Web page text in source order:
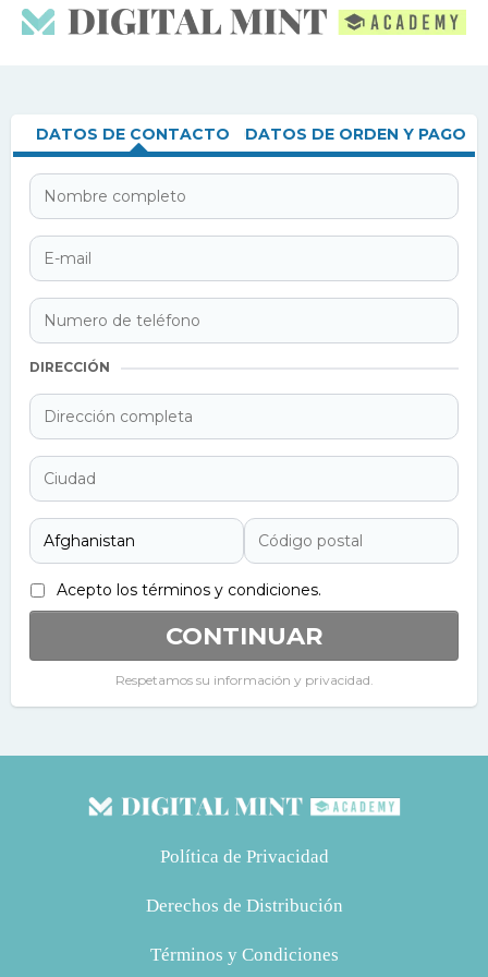
DATOS DE CONTACTO DATOS DE ORDEN Y PAGO
DIRECCIÓN
Acepto los términos y condiciones.
CONTINUAR
Respetamos su información y privacidad.
Política de Privacidad
Derechos de Distribución
Términos y Condiciones